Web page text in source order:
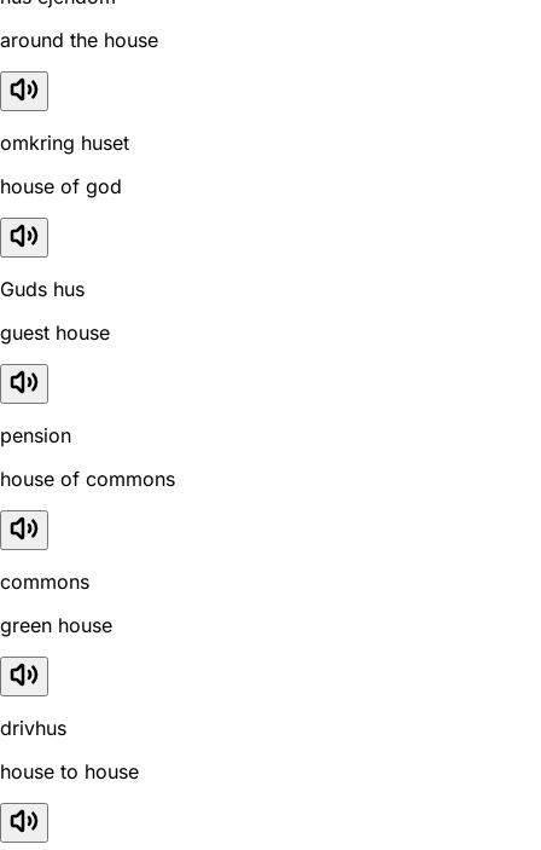
around the house
omkring huset
house of god
Guds hus
guest house
pension
house of commons
commons
green house
drivhus
house to house